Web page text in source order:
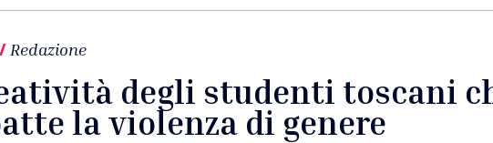
/ Redazione
degli studenti toscani
la violenza di genere